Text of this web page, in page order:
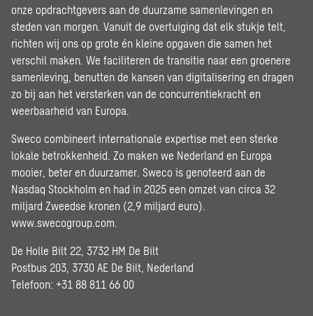
onze opdrachtgevers aan de duurzame samenlevingen en
steden van morgen. Vanuit de overtuiging dat elk stukje telt,
richten wij ons op grote én kleine opgaven die samen het
verschil maken. We faciliteren de transitie naar een groenere
samenleving, benutten de kansen van digitalisering en dragen
zo bij aan het versterken van de concurrentiekracht en
weerbaarheid van Europa.
Sweco combineert internationale expertise met een sterke
lokale betrokkenheid. Zo maken we Nederland en Europa
mooier, beter en duurzamer. Sweco is genoteerd aan de
Nasdaq Stockholm en had in 2025 een omzet van circa 32
miljard Zweedse kronen (2,9 miljard euro).
www.swecogroup.com
De Holle Bilt 22, 3732 HM De Bilt
Postbus 203, 3730 AE De Bilt, Nederland
Telefoon: +31 88 811 66 00